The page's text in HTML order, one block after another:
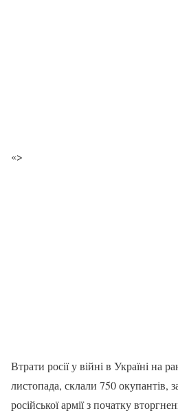
«>
Втрати росії у війні в Україні на
листопада, склали 750 окупантів,
російської армії з початку